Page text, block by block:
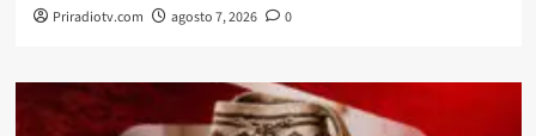
Priradiotv.com agosto 7, 2026 0